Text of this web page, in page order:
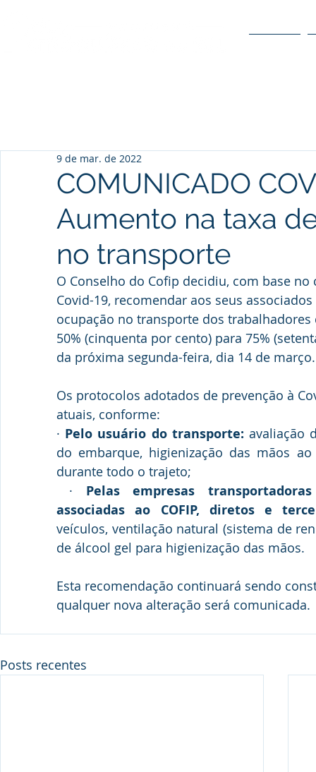
COMUNICADO
Aumento na taxa
no transporte
9 de mar. de 2022
O Conselho do Cofip decidiu, com base
Covid-19, recomendar aos seus
ocupação no transporte dos
50% (cinquenta por cento) para 75%
da próxima segunda-feira, dia 14 de março.
Os protocolos adotados de prevenção à
atuais, conforme:
· Pelo usuário do transporte: avaliação
do embarque, higienização das mãos
durante todo o trajeto;
· Pelas empresas
associadas ao COFIP, diretos e
veículos, ventilação natural (sistema de
de álcool gel para higienização das mãos.
Esta recomendação continuará sendo
qualquer nova alteração será comunicada.
Posts recentes